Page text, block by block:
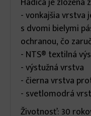
- vonkajšia
s dvomi bielymi
ochranou, čo
- NTS® textilná
- výstužná vrstva
- čierna vrstva
- svetlomodrá
Životnosť: 30